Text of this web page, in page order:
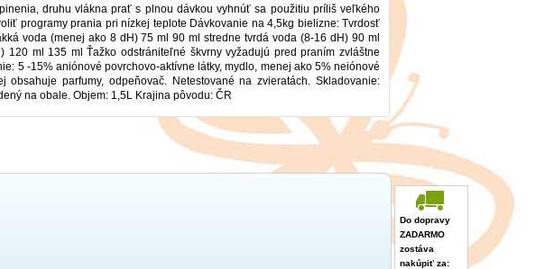
druhu vlákna prať s plnou dávkou vyhnúť sa použitiu príliš veľkého
programy prania pri nízkej teplote Dávkovanie na 4,5kg bielizne: Tvrdosť
voda (menej ako 8 dH) 75 ml 90 ml stredne tvrdá voda (8-16 dH) 90 ml
ml 135 ml Ťažko odstrániteľné škvrny vyžadujú pred praním zvláštne
5 -15% aniónové povrchovo-aktívne látky, mydlo, menej ako 5% neiónové
obsahuje parfumy, odpeňovač. Netestované na zvieratách. Skladovanie:
na obale. Objem: 1,5L Krajina pôvodu: ČR
Do dopravy
ZADARMO
zostáva
nakúpiť za: